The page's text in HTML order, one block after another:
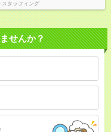
スタッフィング
せんか？